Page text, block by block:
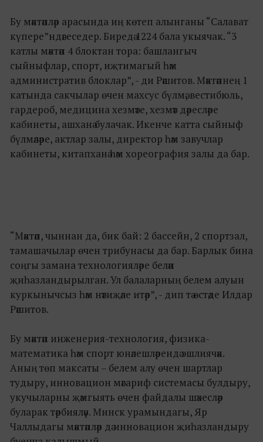
Бу мәктәпләр арасында иң көтеп алынганы “Салават
күпере”ндәгеседер. Биредә 1224 бала укыячак. “3
катлы мәктәп 4 блоктан тора: башлангыч
сыйныфлар, спорт, иҗтимагый һәм
административ блоклар”, - ди Рәшитов. Мәктәпнең 1
катында сакчылар өчен махсус бүлмә, вестибюль,
гардероб, медицина хезмәте, хезмәт дәресләре
кабинеты, ашханә булачак. Икенче катта сыйныф
бүлмәләре, актлар залы, директор һәм завучлар
кабинеты, китапханә һәм хореография залы да бар.
“Мәктәп, чыннан да, бик бай: 2 бассейн, 2 спортзал,
тамашачылар өчен трибунасы да бар. Барлык бина
соңгы замана технологияләре белән
җиһазландырылган. Ул балаларның белем алуын
куркынычсыз һәм нәтиҗәле итәр”, - дип тә өстәде Илдар
Рәшитов.
Бу мәктәп инженерия-технология, физика-
математика һәм спорт юнәлешләрендә эшлиячәк.
Аның төп максаты – белем алу өчен шартлар
тудыру, инновацион мәгариф системасы булдыру,
укучыларны җәмгыять өчен файдалы шәхесләр
буларак тәрбияләү. Минск урамындагы, Яр
Чаллыдагы мәктәпләр дә инновацион җиһазландыру